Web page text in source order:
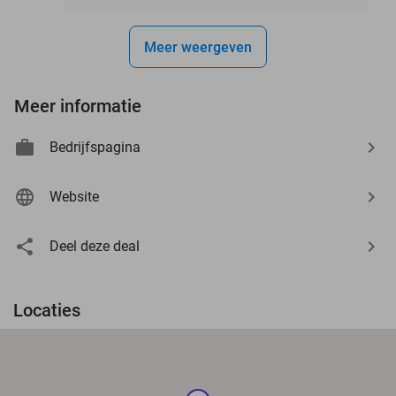
Meer weergeven
Meer informatie
Bedrijfspagina
Website
Deel deze deal
Locaties